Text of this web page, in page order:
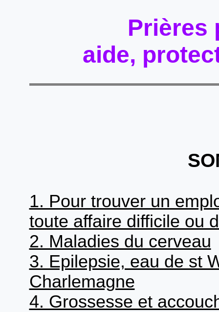
Prières
aide,
1. Pour trouver un
toute affaire difficile ou
2. Maladies du cerveau
3. Epilepsie, eau de st
Charlemagne
4. Grossesse et